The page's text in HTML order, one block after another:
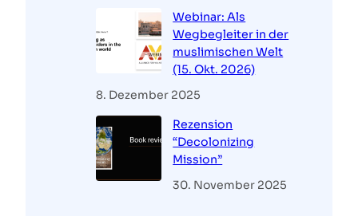
Webinar: Als
Wegbegleiter in der
muslimischen Welt
(15. Okt. 2026)
8. Dezember 2025
Rezension
“Decolonizing
Mission”
30. November 2025